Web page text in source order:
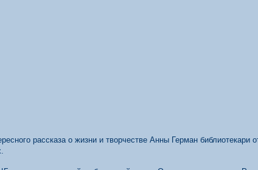
рассказа о жизни и творчестве Анны Герман